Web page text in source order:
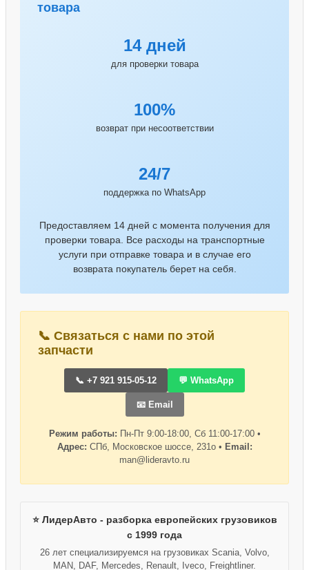
товара
14 дней
для проверки товара
100%
возврат при несоответствии
24/7
поддержка по WhatsApp
Предоставляем 14 дней с момента получения для
проверки товара. Все расходы на транспортные
услуги при отправке товара и в случае его
возврата покупатель берет на себя.
📞 Связаться с нами по этой
запчасти
📞 +7 921 915-05-12 💬 WhatsApp
📧 Email
Режим работы: Пн-Пт 9:00-18:00, Сб 11:00-17:00 •
Адрес: СПб, Московское шоссе, 231о • Email:
man@lideravto.ru
⭐ ЛидерАвто - разборка европейских грузовиков
с 1999 года
26 лет специализируемся на грузовиках Scania, Volvo,
MAN, DAF, Mercedes, Renault, Iveco, Freightliner.